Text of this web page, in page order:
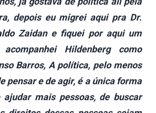
depois eu migrei aqui pra Dr.
Zaidan e fiquei por aqui um
Hildenberg como
Barros, A política, pelo menos
pensar e de agir, é a única forma
mais pessoas, de buscar